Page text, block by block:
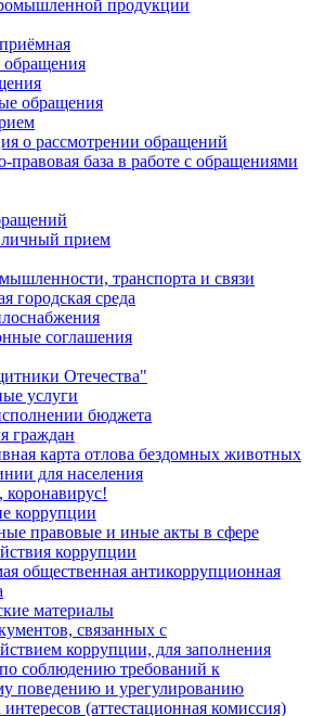
продукции
обращения
о рассмотрении обращений
правовая база в работе с обращениями
прием
транспорта и связи
городская среда
соглашения
Отечества"
услуги
бюджета
граждан
карта отлова бездомных животных
для населения
коррупции
правовые и иные акты в сфере
коррупции
общественная антикоррупционная
материалы
связанных с
коррупции, для заполнения
соблюдению требований к
поведению и урегулированию
(аттестационная комиссия)